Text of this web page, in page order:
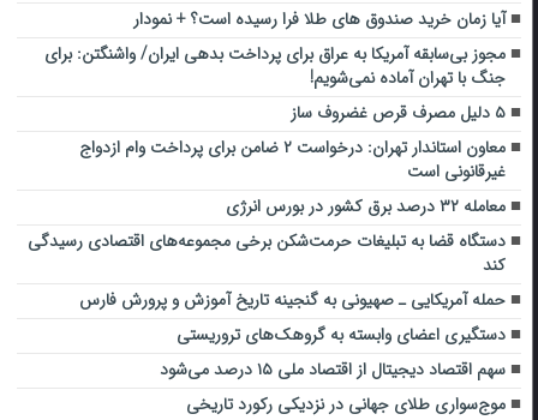
آیا زمان خرید صندوق های طلا فرا رسیده است؟ + نمودار
مجوز بی‌سابقه آمریکا به عراق برای پرداخت بدهی ایران/ واشنگتن: برای
جنگ با تهران آماده نمی‌شویم!
۵ دلیل مصرف قرص غضروف ساز
معاون استاندار تهران: درخواست ۲ ضامن برای پرداخت وام ازدواج
غیرقانونی است
معامله ۳۲ درصد برق کشور در بورس انرژی
دستگاه قضا به تبلیغات حرمت‌شکن برخی مجموعه‌های اقتصادی رسیدگی
کند
حمله آمریکایی ـ صهیونی‌ به گنجینه تاریخ آموزش و پرورش فارس ‌
دستگیری اعضای وابسته به گروهک‌های تروریستی
سهم اقتصاد دیجیتال از اقتصاد ملی ۱۵ درصد می‌شود
موج‌سواری طلای جهانی در نزدیکی رکورد تاریخی